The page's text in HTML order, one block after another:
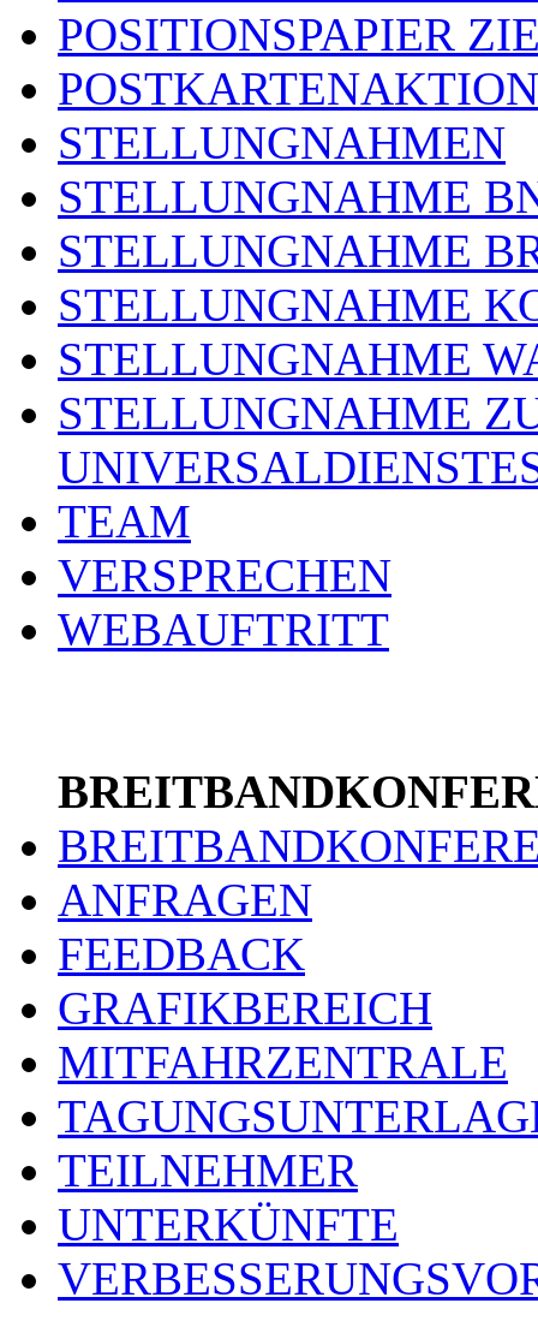
POSITIONSPAPIER
POSTKARTENAKTION
STELLUNGNAHMEN
STELLUNGNAHME
STELLUNGNAHME
STELLUNGNAHME
STELLUNGNAHME
STELLUNGNAHME
TEAM
VERSPRECHEN
WEBAUFTRITT
ANFRAGEN
FEEDBACK
GRAFIKBEREICH
MITFAHRZENTRALE
TEILNEHMER
UNTERKÜNFTE